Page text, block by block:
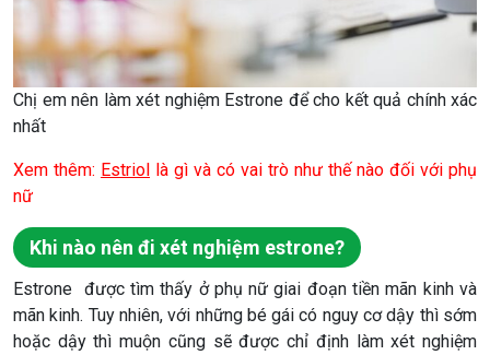
Chị em nên làm xét nghiệm Estrone để cho kết quả chính xác
nhất
Xem thêm: Estriol là gì và có vai trò như thế nào đối với phụ
nữ
Khi nào nên đi xét nghiệm estrone?
Estrone được tìm thấy ở phụ nữ giai đoạn tiền mãn kinh và
mãn kinh. Tuy nhiên, với những bé gái có nguy cơ dậy thì sớm
hoặc dậy thì muộn cũng sẽ được chỉ định làm xét nghiệm